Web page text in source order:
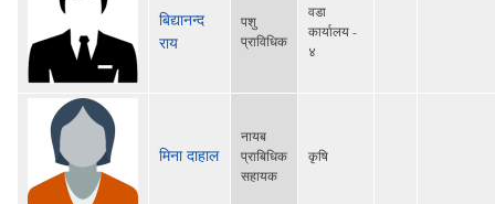
बिद्यानन्द
राय
पशु
प्राविधिक
वडा
कार्यालय -
४
मिना दाहाल
नायब
प्राबिधिक
सहायक
कृषि